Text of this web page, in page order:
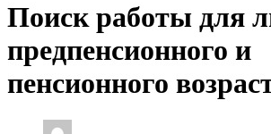
Поиск работы для
предпенсионного и
пенсионного